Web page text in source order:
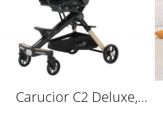
Carucior C2 Deluxe,